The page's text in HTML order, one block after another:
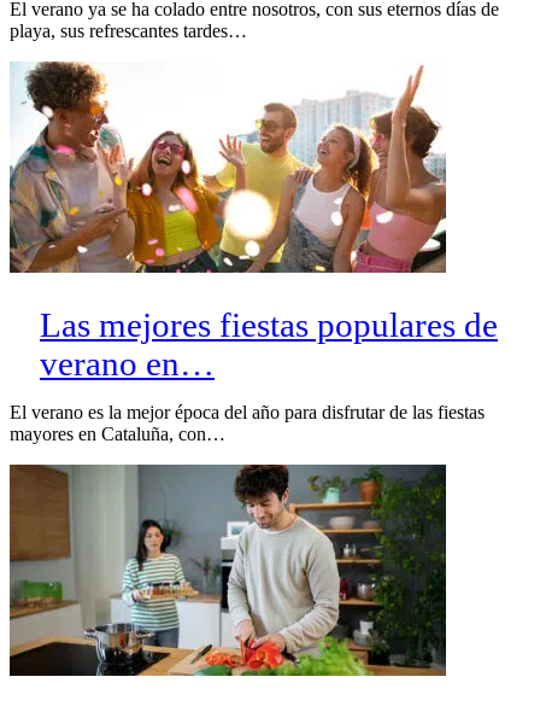
El verano ya se ha colado entre nosotros, con sus eternos días de
playa, sus refrescantes tardes…
Las mejores fiestas populares de
verano en…
El verano es la mejor época del año para disfrutar de las fiestas
mayores en Cataluña, con…